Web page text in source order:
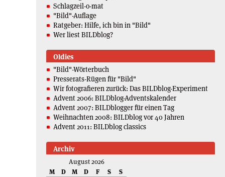
Schlagzeil-o-mat
"Bild"-Auflage
Ratgeber: Hilfe, ich bin in "Bild"
Wer liest BILDblog?
Oldies
"Bild"-Wörterbuch
Presserats-Rügen für "Bild"
Wir fotografieren zurück: Das BILDblog-Experiment
Advent 2006: BILDblog-Adventskalender
Advent 2007: BILDblogger für einen Tag
Weihnachten 2008: BILDblog vor 40 Jahren
Advent 2011: BILDblog classics
Archiv
August 2026
M
D M D F S
S